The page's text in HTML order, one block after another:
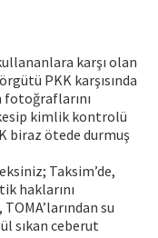
karşı olan
PKK karşısında
kimlik kontrolü
biraz ötede durmuş
Taksim’de,
haklarını
su
sıkan ceberut